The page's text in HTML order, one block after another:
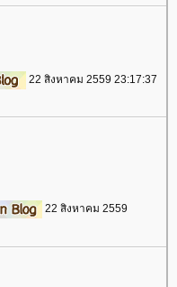
22 สิงหาคม 2559 23:17:37
22 สิงหาคม 2559